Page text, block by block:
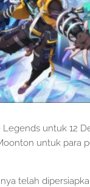
untuk 12
untuk para
telah